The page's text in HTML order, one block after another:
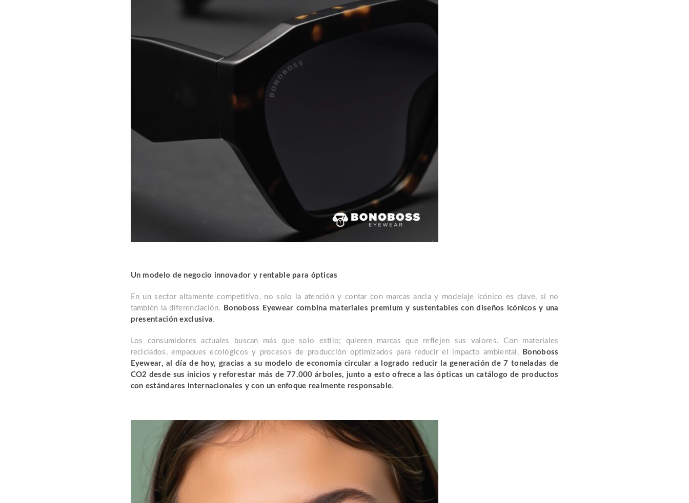
Un modelo de negocio innovador y rentable para ópticas
En un sector altamente competitivo, no solo la atención y contar con marcas ancla y modelaje icónico es clave, si no
también la diferenciación. Bonoboss Eyewear combina materiales premium y sustentables con diseños icónicos y una
presentación exclusiva.
Los consumidores actuales buscan más que solo estilo; quieren marcas que reflejen sus valores. Con materiales
reciclados, empaques ecológicos y procesos de producción optimizados para reducir el impacto ambiental,
Bonoboss
Eyewear, al día de hoy, gracias a su modelo de economía circular a logrado reducir la generación de 7 toneladas de
CO2 desde sus inicios y reforestar más de 77.000 árboles, junto a esto ofrece a las ópticas un catálogo de productos
con estándares internacionales y con un enfoque realmente responsable.